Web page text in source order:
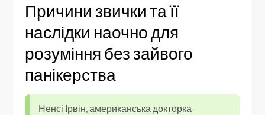
Причини звички та її
наслідки наочно для
розуміння без зайвого
панікерства
Ненсі Ірвін, американська докторка